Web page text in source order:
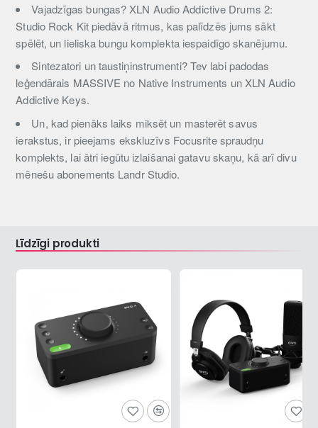
Vajadzīgas bungas? XLN Audio Addictive Drums 2:
Studio Rock Kit piedāvā ritmus, kas palīdzēs jums sākt
spēlēt, un lieliska bungu komplekta iespaidīgo skanējumu.
Sintezatori un taustiņinstrumenti? Tev labi padodas
leģendārais MASSIVE no Native Instruments un XLN Audio
Addictive Keys.
Un, kad pienāks laiks miksēt un masterēt savus
ierakstus, ir pieejams ekskluzīvs Focusrite spraudņu
komplekts, lai ātri iegūtu izlaišanai gatavu skaņu, kā arī divu
mēnešu abonements Landr Studio.
Līdzīgi produkti